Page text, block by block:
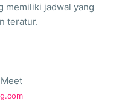
memiliki jadwal yang
teratur.